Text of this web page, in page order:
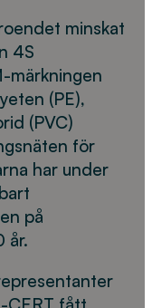
minskat
4S
märkningen
(PE),
(PVC)
för
har under
på
år.